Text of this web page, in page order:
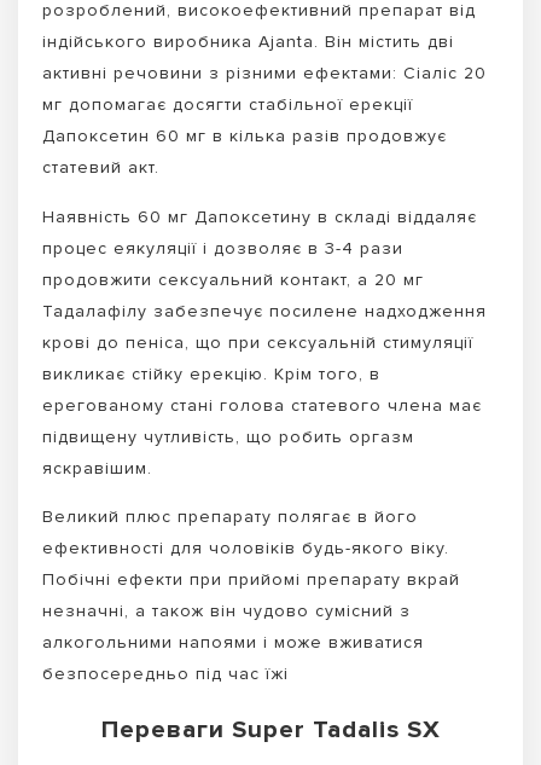
розроблений, високоефективний препарат від
індійського виробника Ajanta. Він містить дві
активні речовини з різними ефектами: Сіаліс 20
мг допомагає досягти стабільної ерекції
Дапоксетин 60 мг в кілька разів продовжує
статевий акт.
Наявність 60 мг Дапоксетину в складі віддаляє
процес еякуляції і дозволяє в 3-4 рази
продовжити сексуальний контакт, а 20 мг
Тадалафілу забезпечує посилене надходження
крові до пеніса, що при сексуальній стимуляції
викликає стійку ерекцію. Крім того, в
ерегованому стані голова статевого члена має
підвищену чутливість, що робить оргазм
яскравішим.
Великий плюс препарату полягає в його
ефективності для чоловіків будь-якого віку.
Побічні ефекти при прийомі препарату вкрай
незначні, а також він чудово сумісний з
алкогольними напоями і може вживатися
безпосередньо під час їжі
Переваги Super Tadalis SX